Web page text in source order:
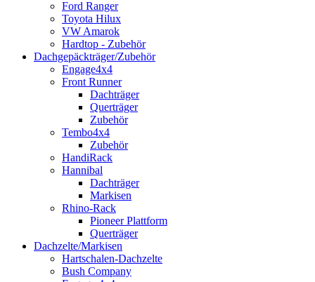
Ford Ranger
Toyota Hilux
VW Amarok
Hardtop - Zubehör
Dachgepäckträger/Zubehör
Engage4x4
Front Runner
Dachträger
Querträger
Zubehör
Tembo4x4
Zubehör
HandiRack
Hannibal
Dachträger
Markisen
Rhino-Rack
Pioneer Plattform
Querträger
Dachzelte/Markisen
Hartschalen-Dachzelte
Bush Company